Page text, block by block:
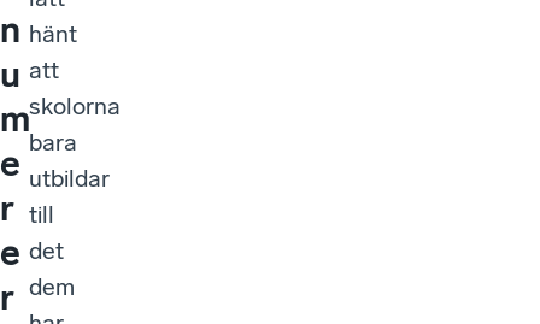
n
u
m
e
r
e
r
hänt
att
skolorna
bara
utbildar
till
det
dem